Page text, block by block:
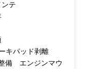
テ
キパッド剥離
備 エンジンマウ